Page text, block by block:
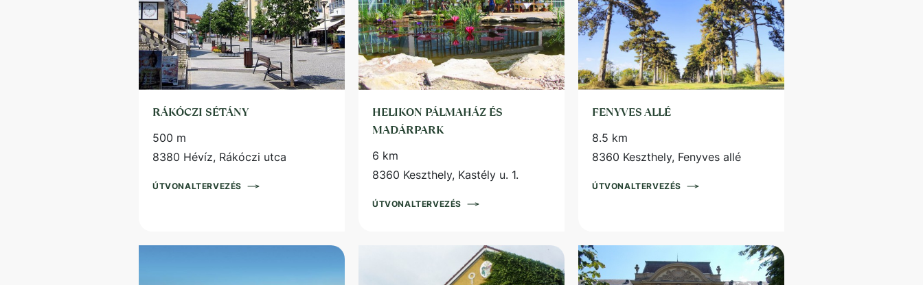
RÁKÓCZI SÉTÁNY
500 m
8380 Hévíz, Rákóczi utca
ÚTVONALTERVEZÉS
HELIKON PÁLMAHÁZ ÉS
MADÁRPARK
6 km
8360 Keszthely, Kastély u. 1.
ÚTVONALTERVEZÉS
FENYVES ALLÉ
8.5 km
8360 Keszthely, Fenyves allé
ÚTVONALTERVEZÉS